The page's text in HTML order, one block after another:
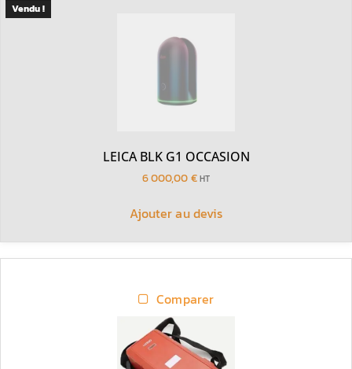
Vendu !
LEICA BLK G1 OCCASION
6 000,00 € HT
Ajouter au devis
Comparer